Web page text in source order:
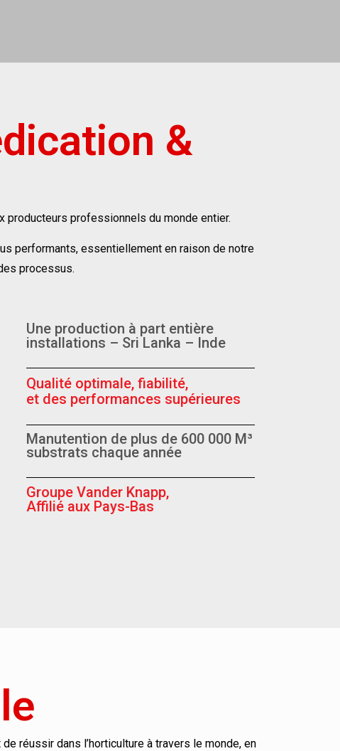
&
producteurs professionnels du monde entier.
performants, essentiellement en raison de notre
processus.
Une production à part entière
installations – Sri Lanka – Inde
Qualité optimale, fiabilité,
et des performances supérieures
Manutention de plus de 600 000 M³
substrats chaque année
Groupe Vander Knapp,
Affilié aux Pays-Bas
réussir dans l’horticulture à travers le monde, en